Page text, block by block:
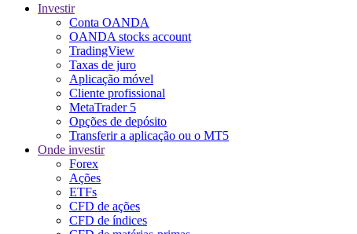
Investir
Conta OANDA
OANDA stocks account
TradingView
Taxas de juro
Aplicação móvel
Cliente profissional
MetaTrader 5
Opções de depósito
Transferir a aplicação ou o MT5
Onde investir
Forex
Ações
ETFs
CFD de ações
CFD de índices